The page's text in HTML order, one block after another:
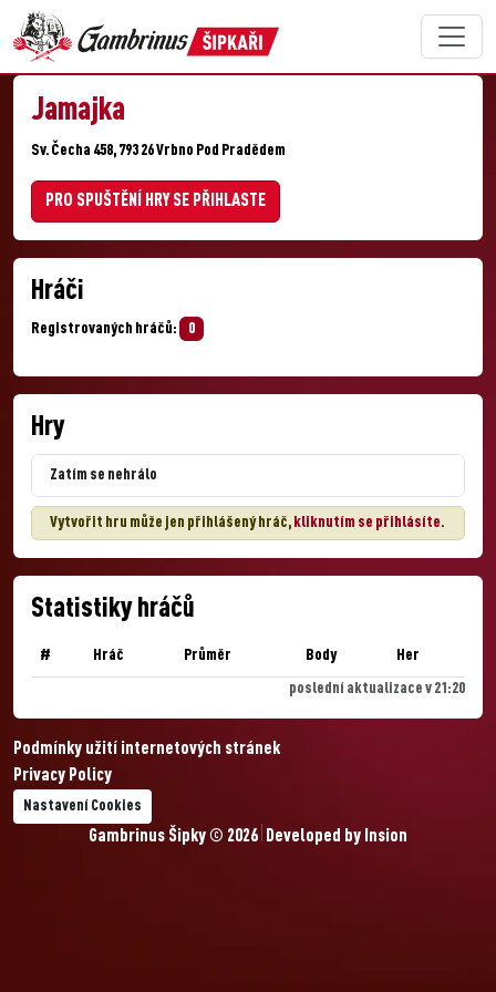
Jamajka
Sv. Čecha 458, 793 26 Vrbno Pod Pradědem
PRO SPUŠTĚNÍ HRY SE PŘIHLASTE
Hráči
Registrovaných hráčů: 0
Hry
Zatím se nehrálo
Vytvořit hru může jen přihlášený hráč, kliknutím se přihlásíte.
Statistiky hráčů
# Hráč Průměr Body Her
poslední aktualizace v 21:20
Podmínky užití internetových stránek
Privacy Policy
Nastavení Cookies
Gambrinus Šipky © 2026 Developed by Insion